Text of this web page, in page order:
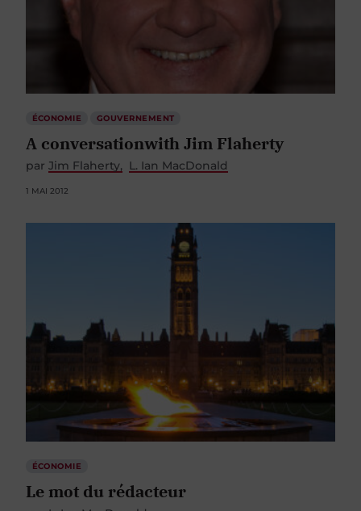
ÉCONOMIE GOUVERNEMENT
A conversationwith Jim Flaherty
par Jim Flaherty L. Ian MacDonald
1 MAI 2012
ÉCONOMIE
Le mot du rédacteur